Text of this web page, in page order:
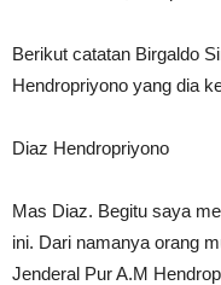
Berikut catatan Birgaldo
Hendropriyono yang dia
Diaz Hendropriyono
Mas Diaz. Begitu saya
ini. Dari namanya orang
Jenderal Pur A.M